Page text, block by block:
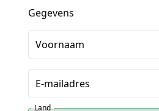
Gegevens
Voornaam
E-mailadres
Land